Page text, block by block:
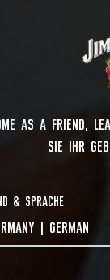
AS A FRIEND,
SIE IHR
& SPRACHE
| GERMAN